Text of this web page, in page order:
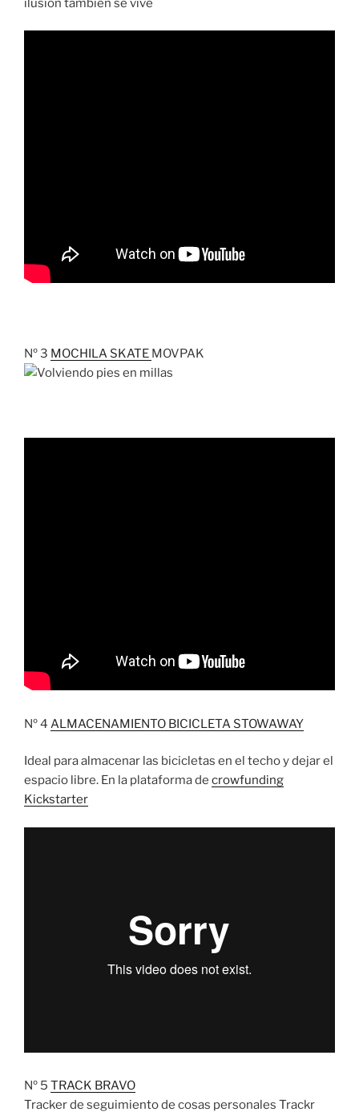
Nº 3 MOCHILA SKATE MOVPAK
Nº 4 ALMACENAMIENTO BICICLETA STOWAWAY
Ideal para almacenar las bicicletas en el techo y dejar el
espacio libre. En la plataforma de crowfunding
Kickstarter
Nº 5 TRACK BRAVO
Tracker de seguimiento de cosas personales Trackr